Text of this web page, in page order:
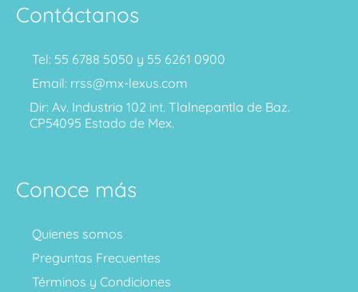
Contáctanos
Tel: 55 6788 5050 y 55 6261 0900
Email: rrss@mx-lexus.com
Dir: Av. Industria 102 int. Tlalnepantla de Baz.
CP54095 Estado de Mex.
Conoce más
Quienes somos
Preguntas Frecuentes
Términos y Condiciones